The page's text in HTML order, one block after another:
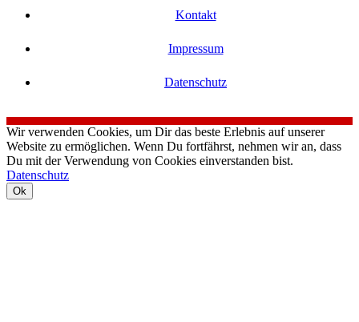
Kontakt
Impressum
Datenschutz
Wir verwenden Cookies, um Dir das beste Erlebnis auf unserer
Website zu ermöglichen. Wenn Du fortfährst, nehmen wir an, dass
Du mit der Verwendung von Cookies einverstanden bist.
Datenschutz
Ok